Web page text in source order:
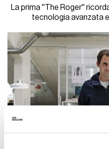
La prima ''The Roger''
tecnologia avanzata